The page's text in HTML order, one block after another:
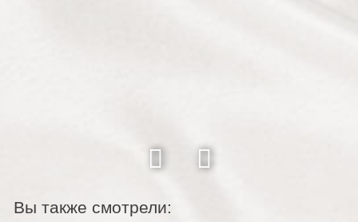
Вы также смотрели: